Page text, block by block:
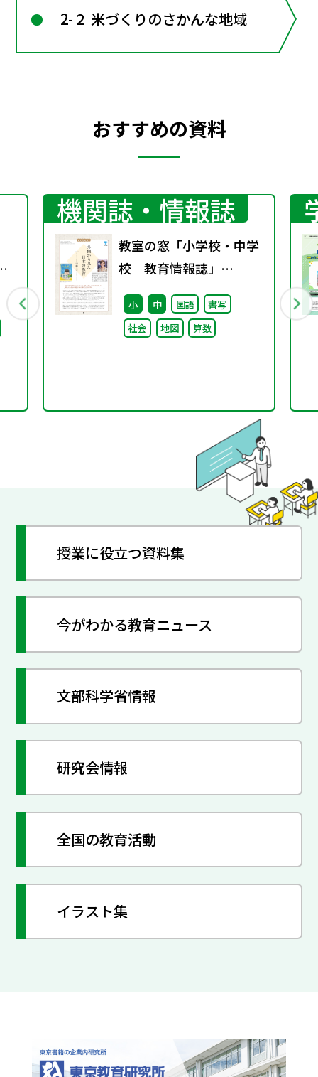
2-２ 米づくりのさかんな地域
おすすめの資料
機関誌・情報誌
教室の窓「小学校・中学
校 教育情報誌」
vol.76 2025年9月発行
小 中 国語
書写
社会
地図 算数
授業に役立つ資料集
今がわかる教育ニュース
文部科学省情報
研究会情報
全国の教育活動
イラスト集